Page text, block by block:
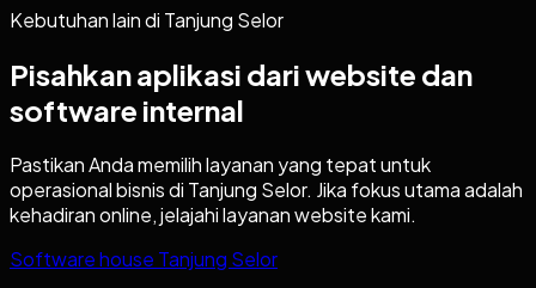
Kebutuhan lain di Tanjung Selor
Pisahkan aplikasi dari website dan
software internal
Pastikan Anda memilih layanan yang tepat untuk
operasional bisnis di Tanjung Selor. Jika fokus utama adalah
kehadiran online, jelajahi layanan website kami.
Software house Tanjung Selor